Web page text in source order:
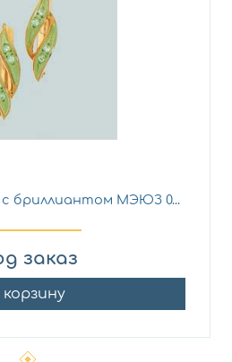
с бриллиантом МЭЮЗ 0...
заказ
корзину